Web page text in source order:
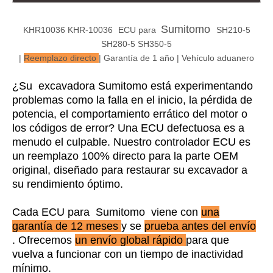
KHR10036 KHR-10036 ECU para Sumitomo
SH210-5
SH280-5 SH350-5
| Reemplazo directo | Garantía de 1 año | Vehículo aduanero
¿Su excavadora Sumitomo está experimentando
problemas como la falla en el inicio, la pérdida de
potencia, el comportamiento errático del motor o
los códigos de error? Una ECU defectuosa es a
menudo el culpable. Nuestro controlador ECU es
un reemplazo 100% directo para la parte OEM
original, diseñado para restaurar su excavador a
su rendimiento óptimo.
Cada ECU para Sumitomo viene con una
garantía de 12 meses y se prueba antes del envío
. Ofrecemos un envío global rápido para que
vuelva a funcionar con un tiempo de inactividad
mínimo.